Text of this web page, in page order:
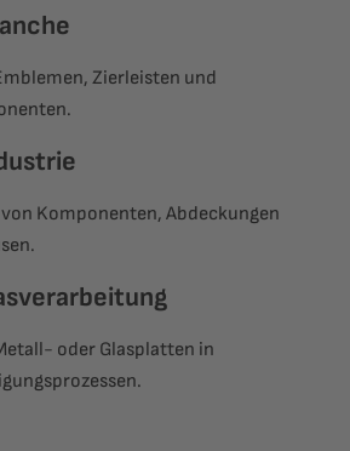
Zierleisten und
Komponenten, Abdeckungen
oder Glasplatten in